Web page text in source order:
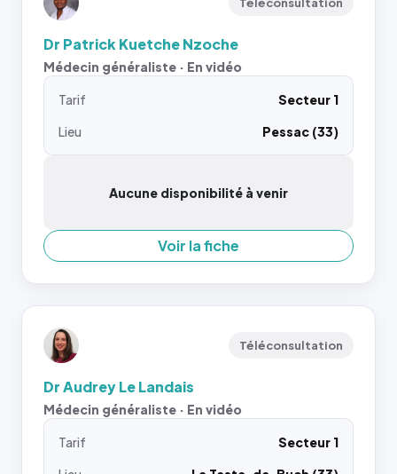
Dr Patrick Kuetche Nzoche
Médecin généraliste · En vidéo
Tarif
Secteur 1
Lieu
Pessac (33)
Aucune disponibilité à venir
Voir la fiche
Téléconsultation
Dr Audrey Le Landais
Médecin généraliste · En vidéo
Tarif
Secteur 1